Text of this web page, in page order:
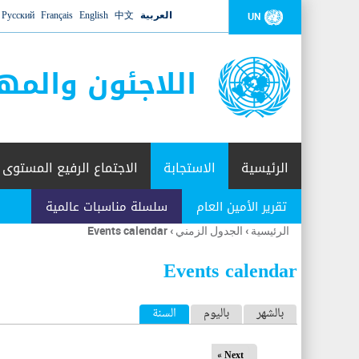
UN العربية 中文
English
Français
Русский
اللاجئون
الرئيسية الاستجابة
تقرير الأمين العام سلسلة مناسبات عالمية
الاجتماع الرفيع المستوى
أنت
هنا
الرئيسية › الجدول الزمني ›
Events calendar
Events calendar
ا بالشهر باليوم السنة (علامة التبويب النشطة)